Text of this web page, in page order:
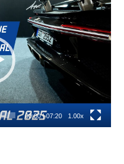
00:00|07:20 1.00x